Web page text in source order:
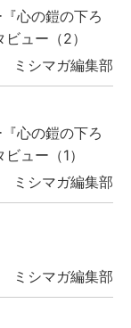
心の鎧の下ろ
ュー（2）
ミシマガ編集部
心の鎧の下ろ
ュー（1）
ミシマガ編集部
ミシマガ編集部